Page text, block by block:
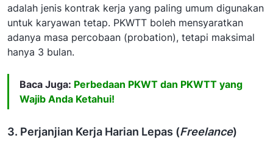
adalah jenis kontrak kerja yang paling umum digunakan
untuk karyawan tetap. PKWTT boleh mensyaratkan
adanya masa percobaan (probation), tetapi maksimal
hanya 3 bulan.
Baca Juga: Perbedaan PKWT dan PKWTT yang
Wajib Anda Ketahui!
3. Perjanjian Kerja Harian Lepas (Freelance)